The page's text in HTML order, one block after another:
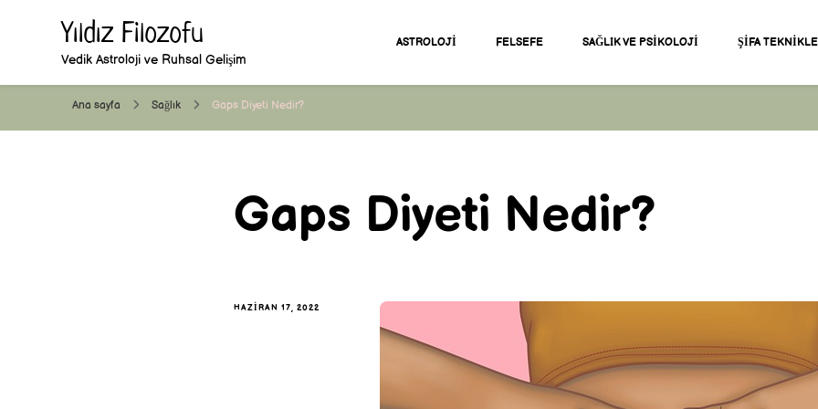
Yıldız Filozofu
Vedik Astroloji ve Ruhsal Gelişim
ASTROLOJI FELSEFE SAĞLIK VE PSIKOLOJI ŞIFA
Ana sayfa Sağlık Gaps Diyeti Nedir?
Gaps Diyeti Nedir?
HAZIRAN 17, 2022